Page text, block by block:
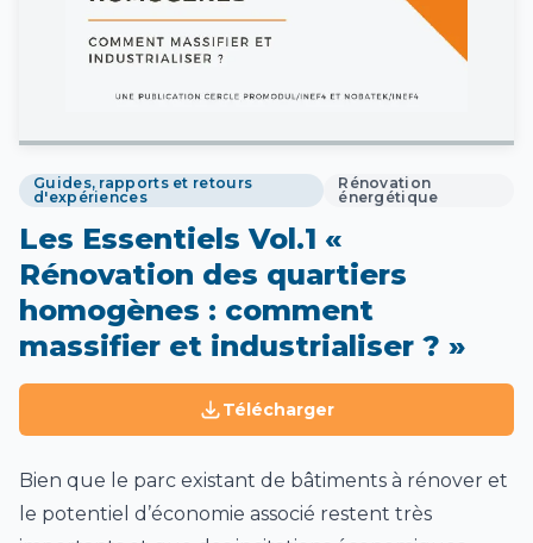
Guides, rapports et retours
d'expériences
Rénovation
énergétique
Les Essentiels Vol.1 «
Rénovation des quartiers
homogènes : comment
massifier et industrialiser ? »
Télécharger
Bien que le parc existant de bâtiments à rénover et
le potentiel d’économie associé restent très